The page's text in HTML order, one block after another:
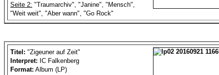
Seite 2: "Traumarchiv", "Janine", "Mensch",
"Weit weit", "Aber wann", "Go Rock"
Titel: "Zigeuner auf Zeit"
Interpret: IC Falkenberg
Format: Album (LP)